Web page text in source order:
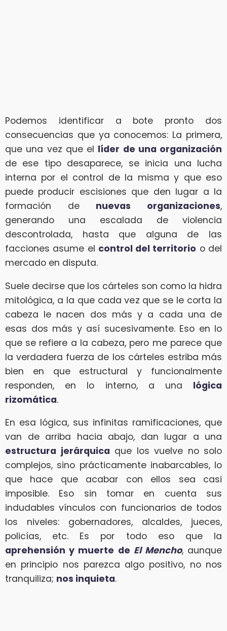
Podemos identificar a bote pronto dos
consecuencias que ya conocemos: La primera,
que una vez que el líder de una organización
de ese tipo desaparece, se inicia una lucha
interna por el control de la misma y que eso
puede producir escisiones que den lugar a la
formación de nuevas organizaciones,
generando una escalada de violencia
descontrolada, hasta que alguna de las
facciones asume el control del territorio o del
mercado en disputa.
Suele decirse que los cárteles son como la hidra
mitológica, a la que cada vez que se le corta la
cabeza le nacen dos más y a cada una de
esas dos más y así sucesivamente. Eso en lo
que se refiere a la cabeza, pero me parece que
la verdadera fuerza de los cárteles estriba más
bien en que estructural y funcionalmente
responden, en lo interno, a una lógica
rizomática.
En esa lógica, sus infinitas ramificaciones, que
van de arriba hacia abajo, dan lugar a una
estructura jerárquica que los vuelve no solo
complejos, sino prácticamente inabarcables, lo
que hace que acabar con ellos sea casi
imposible. Eso sin tomar en cuenta sus
indudables vínculos con funcionarios de todos
los niveles: gobernadores, alcaldes, jueces,
policías, etc. Es por todo eso que la
aprehensión y muerte de El Mencho, aunque
en principio nos parezca algo positivo, no nos
tranquiliza; nos inquieta.